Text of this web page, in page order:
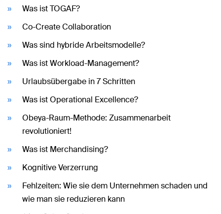
Was ist TOGAF?
Co-Create Collaboration
Was sind hybride Arbeitsmodelle?
Was ist Workload-Management?
Urlaubsübergabe in 7 Schritten
Was ist Operational Excellence?
Obeya-Raum-Methode: Zusammenarbeit
revolutioniert!
Was ist Merchandising?
Kognitive Verzerrung
Fehlzeiten: Wie sie dem Unternehmen schaden und
wie man sie reduzieren kann